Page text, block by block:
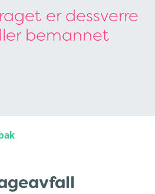
er dessverre
bemannet